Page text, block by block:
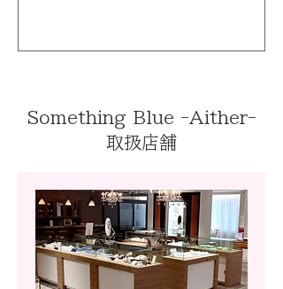
Something Blue -Aither-
取扱店舗